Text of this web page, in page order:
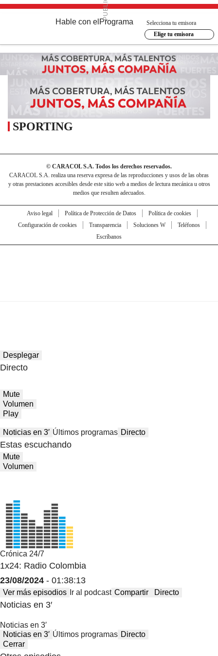
Hable con el Programa
Selecciona tu emisora
Elige tu emisora
SPORTING
© CARACOL S.A. Todos los derechos reservados.
CARACOL S.A. realiza una reserva expresa de las reproducciones y usos de las obras
y otras prestaciones accesibles desde este sitio web a medios de lectura mecánica u otros
medios que resulten adecuados.
Aviso legal Política de Protección de Datos
Política de cookies
Configuración de cookies
Transparencia Soluciones W
Teléfonos
Escríbanos
Desplegar
Directo
Mute
Volumen
Play
Noticias en 3′ Últimos programas Directo
Estas escuchando
Mute
Volumen
Crónica 24/7
1x24: Radio Colombia
23/08/2024 - 01:38:13
Ver más episodios Ir al podcast Compartir Directo
Noticias en 3′
Noticias en 3′
Noticias en 3′ Últimos programas Directo
Cerrar